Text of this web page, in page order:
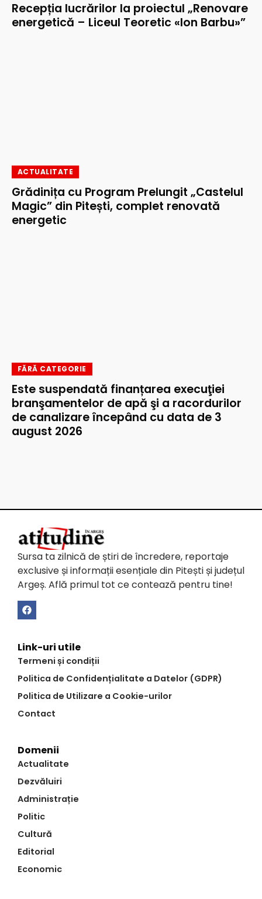
Recepția lucrărilor la proiectul „Renovare
energetică – Liceul Teoretic «Ion Barbu»”
ACTUALITATE
Grădinița cu Program Prelungit „Castelul
Magic” din Pitești, complet renovată
energetic
FĂRĂ CATEGORIE
Este suspendată finanțarea execuţiei
branşamentelor de apă şi a racordurilor
de canalizare începând cu data de 3
august 2026
Sursa ta zilnică de știri de încredere, reportaje
exclusive și informații esențiale din Pitești și județul
Argeș. Află primul tot ce contează pentru tine!
Link-uri utile
Termeni și condiții
Politica de Confidențialitate a Datelor (GDPR)
Politica de Utilizare a Cookie-urilor
Contact
Domenii
Actualitate
Dezvăluiri
Administrație
Politic
Cultură
Editorial
Economic